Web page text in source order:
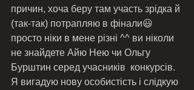
причин, хоча беру там участь зрідка й
(так-так) потрапляю в фінали😃
просто ніки в мене різні ^^ ви ніколи
не знайдете Айю Нею чи Ольгу
Бурштин серед учасників  конкурсів.
Я вигадую нову особистість і слідкую